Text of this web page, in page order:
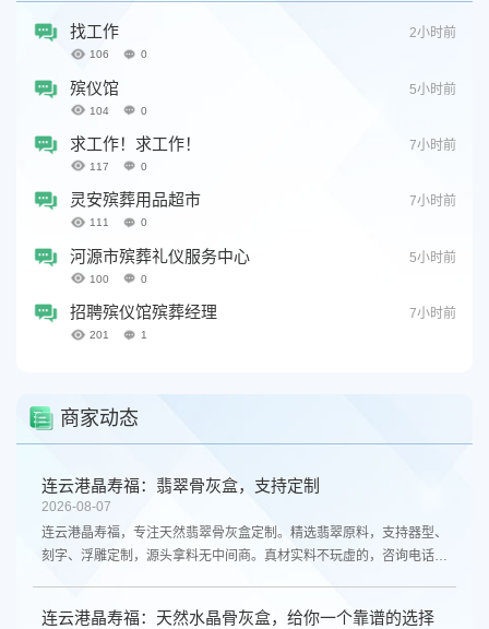
2小时前
找工作
106 0
5小时前
殡仪馆
104 0
7小时前
求工作！求工作！
117 0
7小时前
灵安殡葬用品超市
111 0
5小时前
河源市殡葬礼仪服务中心
100 0
7小时前
招聘殡仪馆殡葬经理
201 1
商家动态
连云港晶寿福：翡翠骨灰盒，支持定制
2026-08-07
连云港晶寿福，专注天然翡翠骨灰盒定制。精选翡翠原料，支持器型、
刻字、浮雕定制，源头拿料无中间商。真材实料不玩虚的，咨询电话
连云港晶寿福：天然水晶骨灰盒，给你一个靠谱的选择